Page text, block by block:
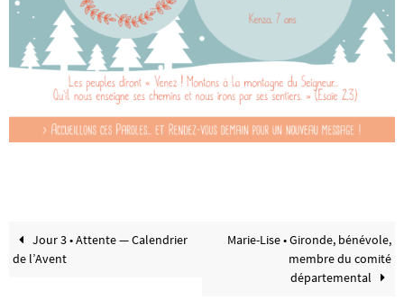
Jour 3 • Attente — Calendrier
de l’Avent
Marie-Lise • Gironde, bénévole,
membre du comité
départemental